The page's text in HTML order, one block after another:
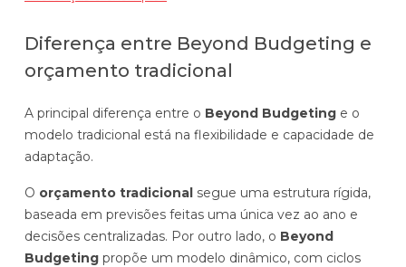
Diferença entre Beyond Budgeting e
orçamento tradicional
A principal diferença entre o Beyond Budgeting e o
modelo tradicional está na flexibilidade e capacidade de
adaptação.
O orçamento tradicional segue uma estrutura rígida,
baseada em previsões feitas uma única vez ao ano e
decisões centralizadas. Por outro lado, o Beyond
Budgeting propõe um modelo dinâmico, com ciclos